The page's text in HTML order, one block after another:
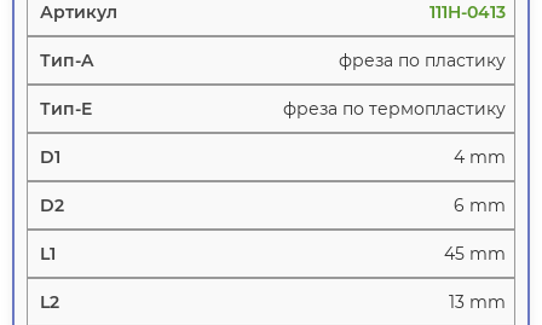
111H-0413
фреза по пластику
фреза по термопластику
4 mm
6 mm
45 mm
13 mm